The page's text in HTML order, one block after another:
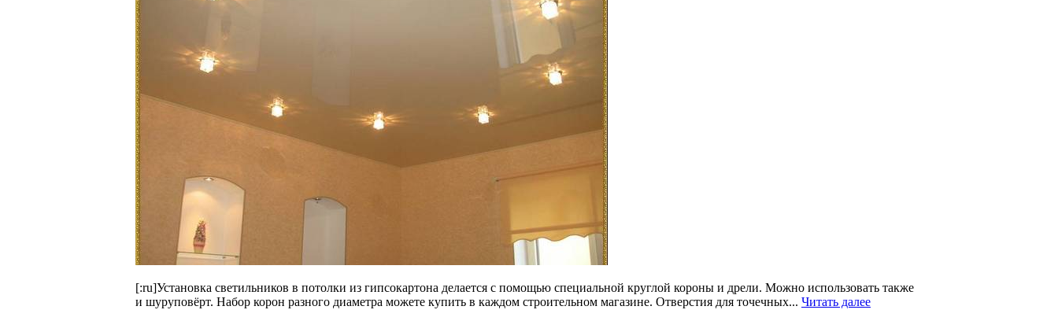
[:ru]Установка светильников в потолки из гипсокартона делается с помощью специальной круглой короны и дрели. Можно использовать также
и шуруповёрт. Набор корон разного диаметра можете купить в каждом строительном магазине. Отверстия для точечных... Читать далее